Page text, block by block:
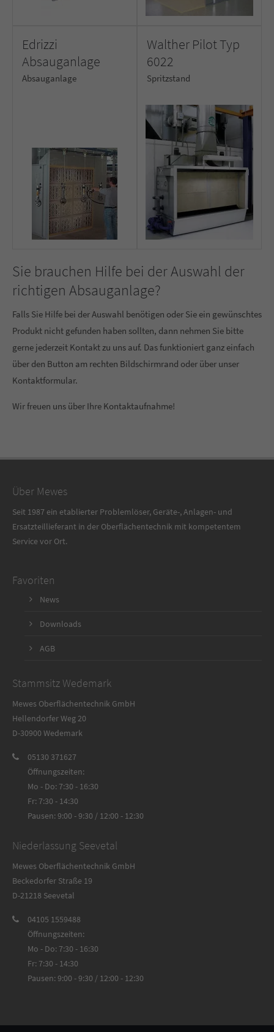
Edrizzi
Absauganlage
Absauganlage
Walther Pilot Typ
6022
Spritzstand
Sie brauchen Hilfe bei der Auswahl der
richtigen Absauganlage?
Falls Sie Hilfe bei der Auswahl benötigen oder Sie ein gewünschtes
Produkt nicht gefunden haben sollten, dann nehmen Sie bitte
gerne jederzeit Kontakt zu uns auf. Das funktioniert ganz einfach
über den Button am rechten Bildschirmrand oder über unser
Kontaktformular.
Wir freuen uns über Ihre Kontaktaufnahme!
Über Mewes
Seit 1987 ein etablierter Problemlöser, Geräte-, Anlagen- und
Ersatzteillieferant in der Oberflächentechnik mit kompetentem
Service vor Ort.
Favoriten
News
Downloads
AGB
Stammsitz Wedemark
Mewes Oberflächentechnik GmbH
Hellendorfer Weg 20
D-30900 Wedemark
05130 371627
Öffnungszeiten:
Mo - Do: 7:30 - 16:30
Fr: 7:30 - 14:30
Pausen: 9:00 - 9:30 / 12:00 - 12:30
Niederlassung Seevetal
Mewes Oberflächentechnik GmbH
Beckedorfer Straße 19
D-21218 Seevetal
04105 1559488
Öffnungszeiten:
Mo - Do: 7:30 - 16:30
Fr: 7:30 - 14:30
Pausen: 9:00 - 9:30 / 12:00 - 12:30